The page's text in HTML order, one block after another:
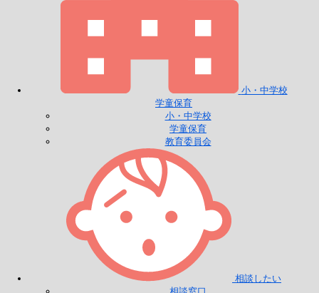
小・中学校
学童保育
小・中学校
学童保育
教育委員会
相談したい